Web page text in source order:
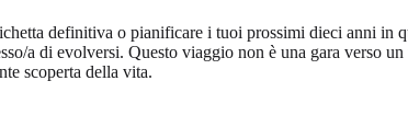
definitiva o pianificare i tuoi prossimi dieci anni in
a di evolversi. Questo viaggio non è una gara verso
scoperta della vita.